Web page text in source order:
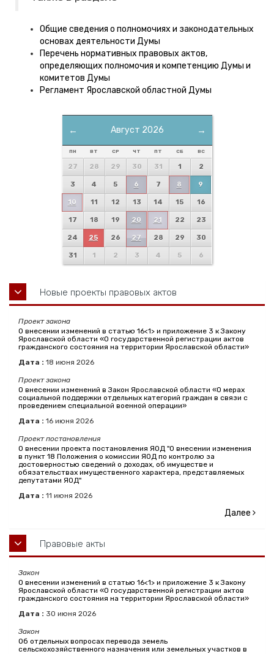
Общие сведения о полномочиях и законодательных
основах деятельности Думы
Перечень нормативных правовых актов,
определяющих полномочия и компетенцию Думы и
комитетов Думы
Регламент Ярославской областной Думы
← →
Август 2026
ПН ВТ СР ЧТ ПТ СБ ВС
27 28 29 30 31 1 2
3 4 5 6 7 8 9
10 11 12 13 14 15 16
17 18 19 20 21 22 23
24 25 26 27 28 29 30
31 1 2 3 4 5 6
Новые проекты правовых актов
Проект закона
О внесении изменений в статью 16<1> и приложение 3 к Закону
Ярославской области «О государственной регистрации актов
гражданского состояния на территории Ярославской области»
Дата : 18 июня 2026
Проект закона
О внесении изменений в Закон Ярославской области «О мерах
социальной поддержки отдельных категорий граждан в связи с
проведением специальной военной операции»
Дата : 16 июня 2026
Проект постановления
О внесении проекта постановления ЯОД "О внесении изменения
в пункт 18 Положения о комиссии ЯОД по контролю за
достоверностью сведений о доходах, об имуществе и
обязательствах имущественного характера, представляемых
депутатами ЯОД"
Дата : 11 июня 2026
Далее
Правовые акты
Закон
О внесении изменений в статью 16<1> и приложение 3 к Закону
Ярославской области «О государственной регистрации актов
гражданского состояния на территории Ярославской области»
Дата : 30 июня 2026
Закон
Об отдельных вопросах перевода земель
сельскохозяйственного назначения или земельных участков в